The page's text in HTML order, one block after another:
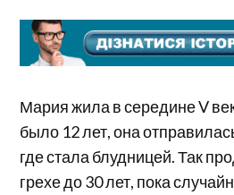
Мария жила в середине V
было 12 лет, она
где стала блудницей. Так
грехе до 30 лет, пока